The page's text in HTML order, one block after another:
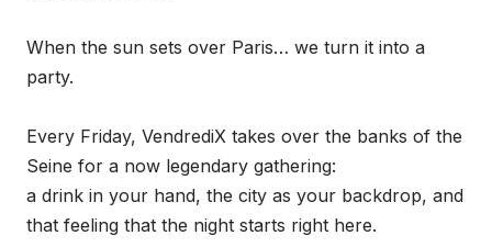
When the sun sets over Paris… we turn it into a
party.
Every Friday, VendrediX takes over the banks of the
Seine for a now legendary gathering:
a drink in your hand, the city as your backdrop, and
that feeling that the night starts right here.